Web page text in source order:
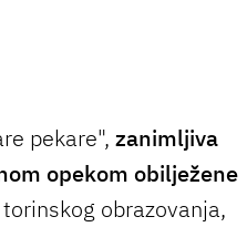
pekare", zanimljiva
opekom obilježene
obrazovanja,